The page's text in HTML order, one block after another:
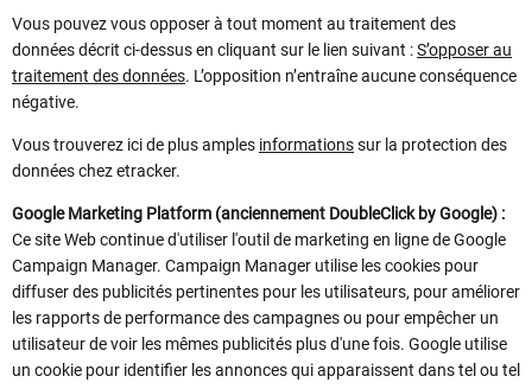
Vous pouvez vous opposer à tout moment au traitement des
données décrit ci-dessus en cliquant sur le lien suivant :S’opposer au
traitement des données. L’opposition n’entraîne aucune conséquence
négative.
Vous trouverez ici de plus amples informationssur la protection des
données chez etracker.
Google Marketing Platform (anciennement DoubleClick by Google) :
Ce site Web continue d'utiliser l'outil de marketing en ligne de Google
Campaign Manager. Campaign Manager utilise les cookies pour
diffuser des publicités pertinentes pour les utilisateurs, pour améliorer
les rapports de performance des campagnes ou pour empêcher un
utilisateur de voir les mêmes publicités plus d'une fois. Google utilise
un cookie pour identifier les annonces qui apparaissent dans tel ou tel